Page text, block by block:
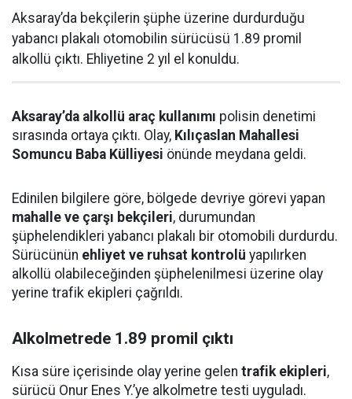
Aksaray’da bekçilerin şüphe üzerine durdurduğu
yabancı plakalı otomobilin sürücüsü 1.89 promil
alkollü çıktı. Ehliyetine 2 yıl el konuldu.
Aksaray’da alkollü araç kullanımı polisin denetimi
sırasında ortaya çıktı. Olay, Kılıçaslan Mahallesi
Somuncu Baba Külliyesi önünde meydana geldi.
Edinilen bilgilere göre, bölgede devriye görevi yapan
mahalle ve çarşı bekçileri, durumundan
şüphelendikleri yabancı plakalı bir otomobili durdurdu.
Sürücünün ehliyet ve ruhsat kontrolü yapılırken
alkollü olabileceğinden şüphelenilmesi üzerine olay
yerine trafik ekipleri çağrıldı.
Alkolmetrede 1.89 promil çıktı
Kısa süre içerisinde olay yerine gelen trafik ekipleri,
sürücü Onur Enes Y.’ye alkolmetre testi uyguladı.